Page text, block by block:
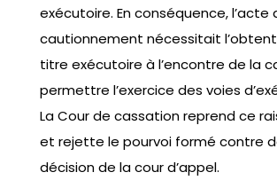
exécutoire. En conséquence, l’acte
cautionnement nécessitait
titre exécutoire à l’encontre de la
permettre l’exercice des voies
La Cour de cassation reprend ce
et rejette le pourvoi formé contre
décision de la cour d’appel.